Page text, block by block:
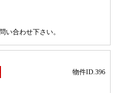
い合わせ下さい。
物件ID.396